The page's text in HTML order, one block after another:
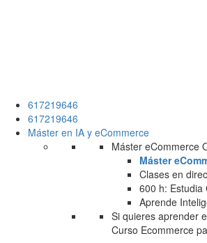
617219646
617219646
Máster en IA y eCommerce
Máster eCommerce
Máster
Clases en
600 h: Estudia
Aprende
Si quieres aprender
Curso Ecommerce